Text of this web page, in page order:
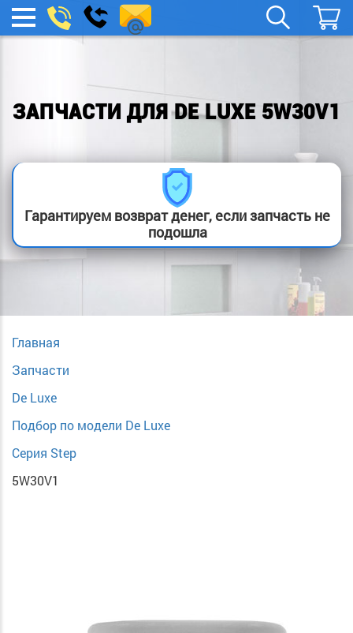
МЕНЮ
boylera@yandex.ru
Заказать
звонок
ЗАПЧАСТИ ДЛЯ DE LUXE 5W30V1
Гарантируем возврат денег, если запчасть не
подошла
Главная
Запчасти
De Luxe
Подбор по модели De Luxe
Серия Step
5W30V1